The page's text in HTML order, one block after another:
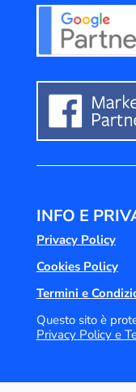
INFO E
Privacy Policy
Cookies Policy
Termini e
Questo sito è
Privacy Policy e